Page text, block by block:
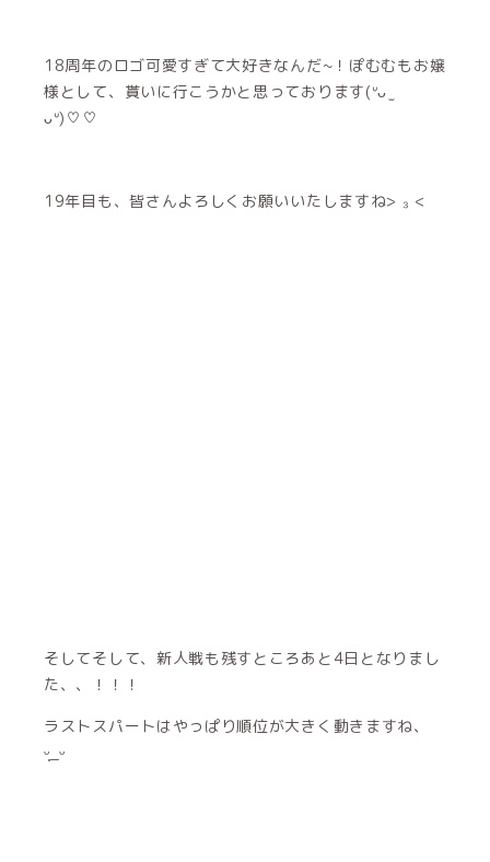
18周年のロゴ可愛すぎて大好きなんだ~！ぽむむもお嬢
様として、貰いに行こうかと思っております(ᐡᴗ ̫
ᴗᐡ)♡♡
19年目も、皆さんよろしくお願いいたしますね> ₃ <
そしてそして、新人戦も残すところあと4日となりまし
た、、！！！
ラストスパートはやっぱり順位が大きく動きますね、
ᵕ̩̩_ᵕ